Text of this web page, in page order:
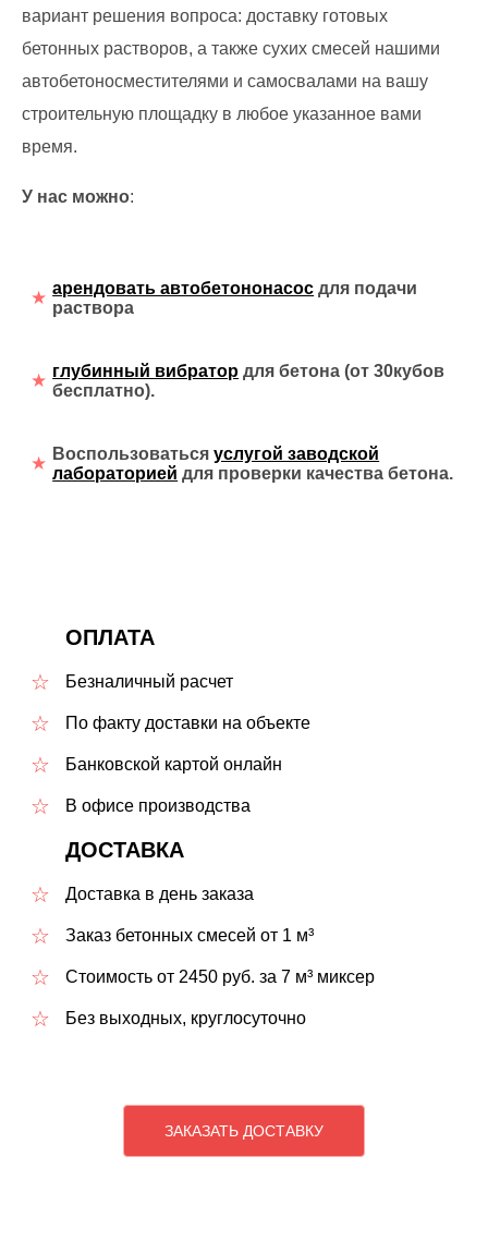
вариант решения вопроса: доставку готовых
бетонных растворов, а также сухих смесей нашими
автобетоносместителями и самосвалами на вашу
строительную площадку в любое указанное вами
время.
У нас можно:
арендовать автобетононасос для подачи
раствора
глубинный вибратор для бетона (от 30кубов
бесплатно).
Воспользоватьсяуслугой заводской
лабораторией для проверки качества бетона.
ОПЛАТА
Безналичный расчет
По факту доставки на объекте
Банковской картой онлайн
В офисе производства
ДОСТАВКА
Доставка в день заказа
Заказ бетонных смесей от 1 м³
Стоимость от 2450 руб. за 7 м³ миксер
Без выходных, круглосуточно
ЗАКАЗАТЬ ДОСТАВКУ